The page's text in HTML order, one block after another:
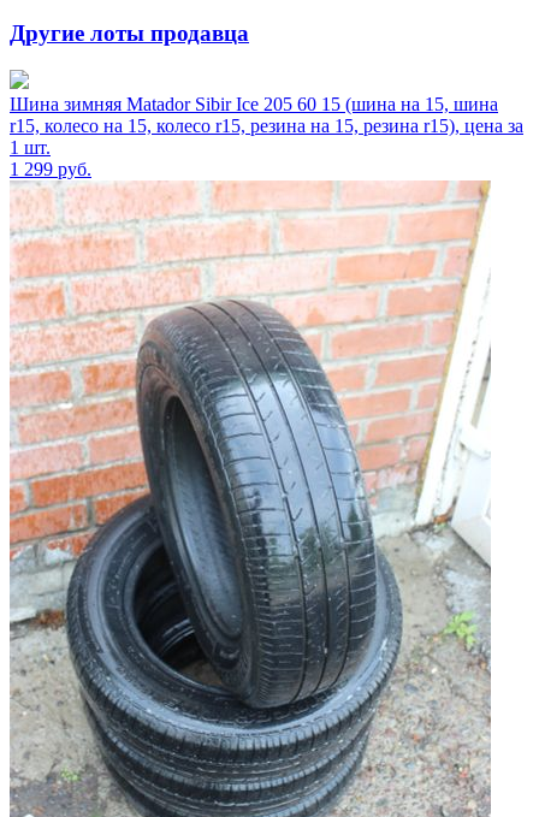
Другие лоты продавца
Шина зимняя Matador Sibir Ice 205 60 15 (шина на 15, шина
r15, колесо на 15, колесо r15, резина на 15, резина r15), цена за
1 шт.
1 299 руб.